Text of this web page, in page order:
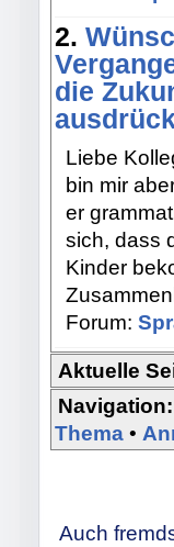
2.
die
Liebe
bin mir
er
sich, dass
Kinder
Forum:
Aktuelle
Navigation:
Thema •
Auch